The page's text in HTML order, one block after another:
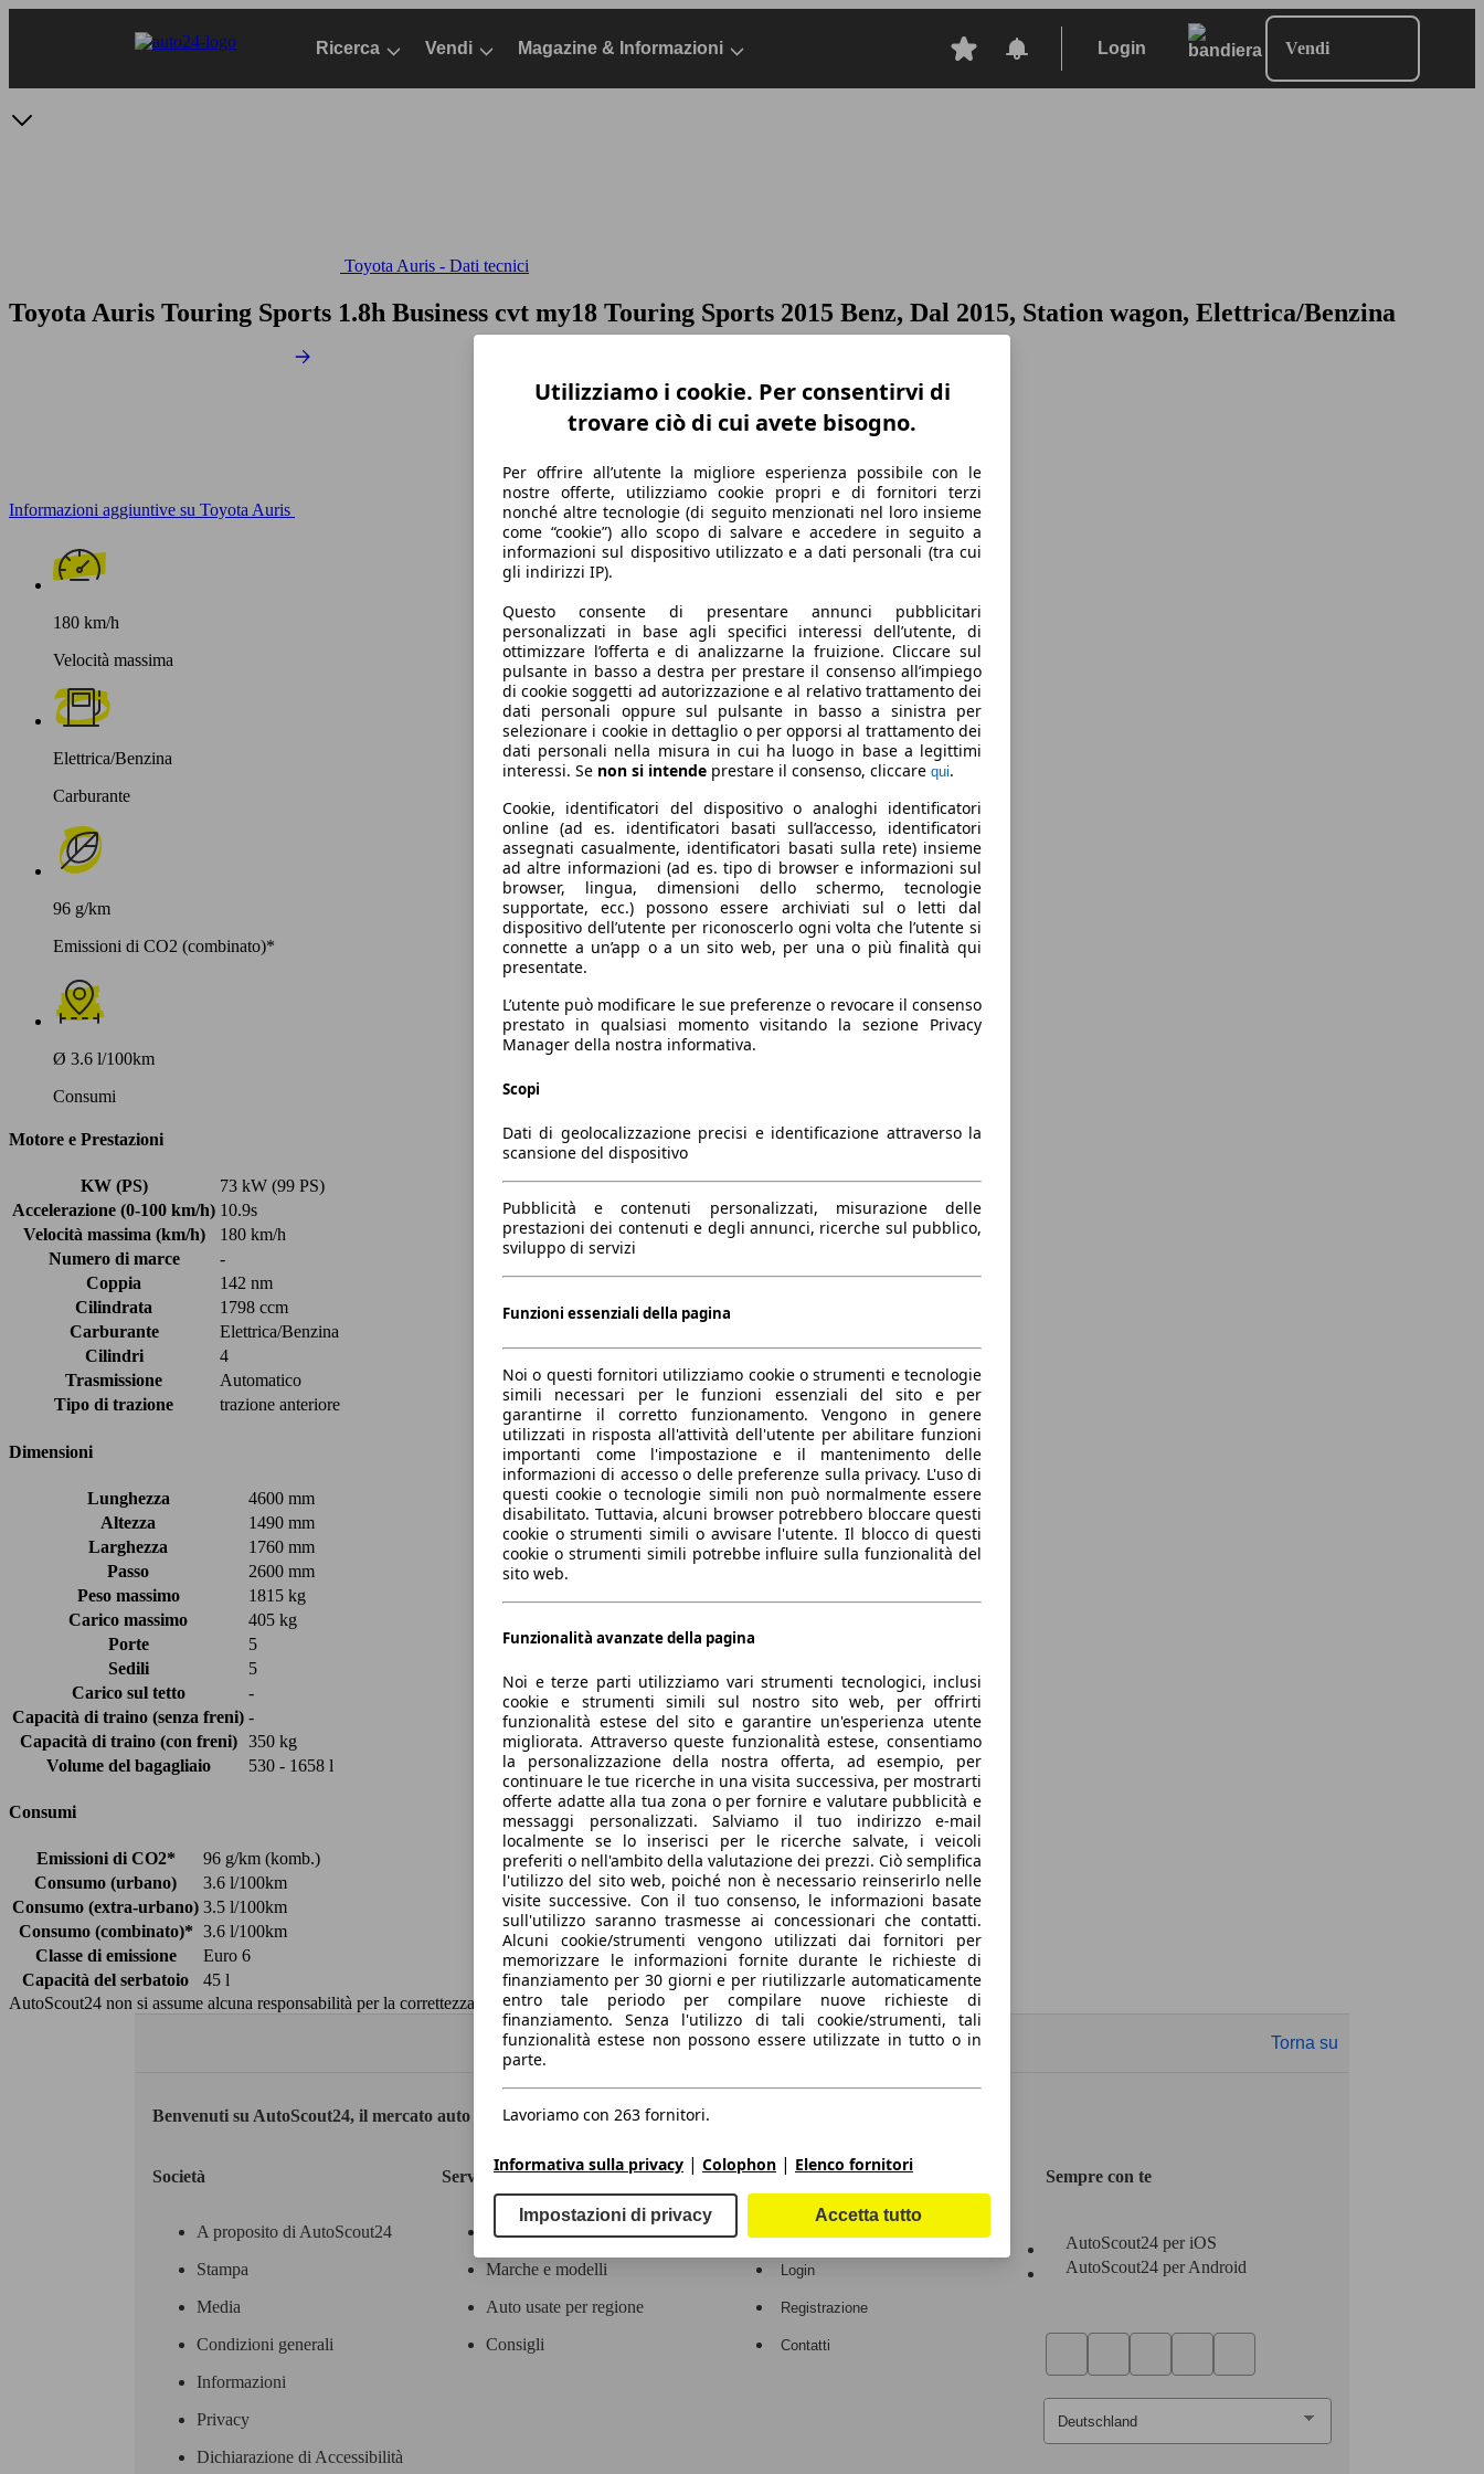
Ricerca Vendi Magazine & Informazioni Login Vendi
Toyota Auris - Dati tecnici
Toyota Auris Touring Sports 1.8h Business cvt my18 Touring Sports 2015 Benz, Dal 2015, Station wagon, Elettrica/Benzina
Informazioni aggiuntive su Toyota Auris
180 km/h
Velocità massima
Elettrica/Benzina
Carburante
96 g/km
Emissioni di CO2 (combinato)*
Ø 3.6 l/100km
Consumi
Motore e Prestazioni
KW (PS)
73 kW (99 PS)
Accelerazione (0-100 km/h) 10.9s
Velocità massima (km/h)
180 km/h
Numero di marce
-
Coppia
142 nm
Cilindrata
1798 ccm
Carburante
Elettrica/Benzina
Cilindri
4
Trasmissione
Automatico
Tipo di trazione
trazione anteriore
Dimensioni
Lunghezza
4600 mm
Altezza
1490 mm
Larghezza
1760 mm
Passo
2600 mm
Peso massimo
1815 kg
Carico massimo
405 kg
Porte
5
Sedili
5
Carico sul tetto
-
Capacità di traino (senza freni) -
Capacità di traino (con freni)
350 kg
Volume del bagagliaio
530 - 1658 l
Consumi
Emissioni di CO2*
96 g/km (komb.)
Consumo (urbano)
3.6 l/100km
Consumo (extra-urbano) 3.5 l/100km
Consumo (combinato)* 3.6 l/100km
Classe di emissione
Euro 6
Capacità del serbatoio
45 l
AutoScout24 non si assume alcuna responsabilità per la correttezza dei dati.
Torna su
Benvenuti su AutoScout24, il mercato auto europeo.
Società
A proposito di AutoScout24
Stampa
Media
Condizioni generali
Informazioni
Privacy
Dichiarazione di Accessibilità
Servizi
Contatti
Marche e modelli
Auto usate per regione
Consigli
Area rivenditori
Login
Registrazione
Contatti
Sempre con te
AutoScout24 per iOS
AutoScout24 per Android
Utilizziamo i cookie. Per consentirvi di
trovare ciò di cui avete bisogno.
Per offrire all’utente la migliore esperienza possibile con le
nostre offerte, utilizziamo cookie propri e di fornitori terzi
nonché altre tecnologie (di seguito menzionati nel loro insieme
come “cookie”) allo scopo di salvare e accedere in seguito a
informazioni sul dispositivo utilizzato e a dati personali (tra cui
gli indirizzi IP).
Questo consente di presentare annunci pubblicitari
personalizzati in base agli specifici interessi dell’utente, di
ottimizzare l’offerta e di analizzarne la fruizione. Cliccare sul
pulsante in basso a destra per prestare il consenso all’impiego
di cookie soggetti ad autorizzazione e al relativo trattamento dei
dati personali oppure sul pulsante in basso a sinistra per
selezionare i cookie in dettaglio o per opporsi al trattamento dei
dati personali nella misura in cui ha luogo in base a legittimi
interessi. Se non si intende prestare il consenso, cliccare qui.
Cookie, identificatori del dispositivo o analoghi identificatori
online (ad es. identificatori basati sull’accesso, identificatori
assegnati casualmente, identificatori basati sulla rete) insieme
ad altre informazioni (ad es. tipo di browser e informazioni sul
browser, lingua, dimensioni dello schermo, tecnologie
supportate, ecc.) possono essere archiviati sul o letti dal
dispositivo dell’utente per riconoscerlo ogni volta che l’utente si
connette a un’app o a un sito web, per una o più finalità qui
presentate.
L’utente può modificare le sue preferenze o revocare il consenso
prestato in qualsiasi momento visitando la sezione Privacy
Manager della nostra informativa.
Scopi
Dati di geolocalizzazione precisi e identificazione attraverso la
scansione del dispositivo
Pubblicità e contenuti personalizzati, misurazione delle
prestazioni dei contenuti e degli annunci, ricerche sul pubblico,
sviluppo di servizi
Funzioni essenziali della pagina
Noi o questi fornitori utilizziamo cookie o strumenti e tecnologie
simili necessari per le funzioni essenziali del sito e per
garantirne il corretto funzionamento. Vengono in genere
utilizzati in risposta all'attività dell'utente per abilitare funzioni
importanti come l'impostazione e il mantenimento delle
informazioni di accesso o delle preferenze sulla privacy. L'uso di
questi cookie o tecnologie simili non può normalmente essere
disabilitato. Tuttavia, alcuni browser potrebbero bloccare questi
cookie o strumenti simili o avvisare l'utente. Il blocco di questi
cookie o strumenti simili potrebbe influire sulla funzionalità del
sito web.
Funzionalità avanzate della pagina
Noi e terze parti utilizziamo vari strumenti tecnologici, inclusi
cookie e strumenti simili sul nostro sito web, per offrirti
funzionalità estese del sito e garantire un'esperienza utente
migliorata. Attraverso queste funzionalità estese, consentiamo
la personalizzazione della nostra offerta, ad esempio, per
continuare le tue ricerche in una visita successiva, per mostrarti
offerte adatte alla tua zona o per fornire e valutare pubblicità e
messaggi personalizzati. Salviamo il tuo indirizzo e-mail
localmente se lo inserisci per le ricerche salvate, i veicoli
preferiti o nell'ambito della valutazione dei prezzi. Ciò semplifica
l'utilizzo del sito web, poiché non è necessario reinserirlo nelle
visite successive. Con il tuo consenso, le informazioni basate
sull'utilizzo saranno trasmesse ai concessionari che contatti.
Alcuni cookie/strumenti vengono utilizzati dai fornitori per
memorizzare le informazioni fornite durante le richieste di
finanziamento per 30 giorni e per riutilizzarle automaticamente
entro tale periodo per compilare nuove richieste di
finanziamento. Senza l'utilizzo di tali cookie/strumenti, tali
funzionalità estese non possono essere utilizzate in tutto o in
parte.
Lavoriamo con 263 fornitori.
Informativa sulla privacy | Colophon | Elenco fornitori
Impostazioni di privacy Accetta tutto